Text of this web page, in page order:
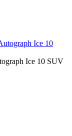
Ice 10 SUV